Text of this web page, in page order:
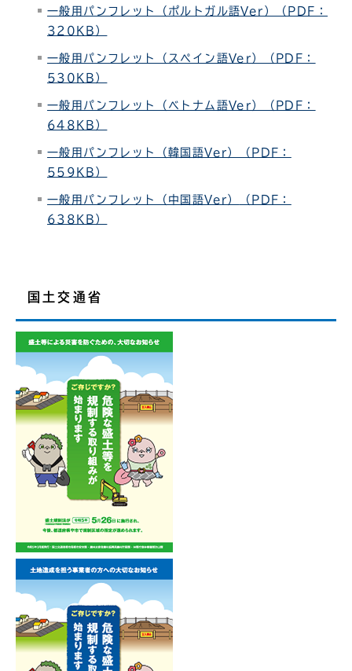
一般用パンフレット（ポルトガル語Ver）（PDF：
320KB）
一般用パンフレット（スペイン語Ver）（PDF：
530KB）
一般用パンフレット（ベトナム語Ver）（PDF：
648KB）
一般用パンフレット（韓国語Ver）（PDF：
559KB）
一般用パンフレット（中国語Ver）
（PDF：
638KB）
国土交通省